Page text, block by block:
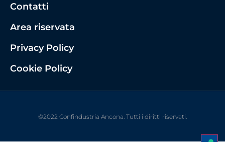
Contatti
Area riservata
Privacy Policy
Cookie Policy
©2022 Confindustria Ancona. Tutti i diritti riservati.